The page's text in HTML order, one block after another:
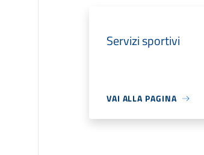
Servizi sportivi
VAI ALLA PAGINA